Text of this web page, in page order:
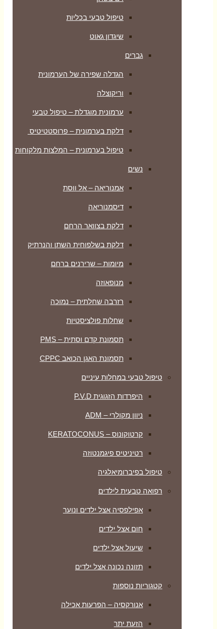
טיפול טבעי בכליות
שיגדון גאוט
גברים
הגדלה שפירה של הערמונית
וריקוצלה
ערמונית מוגדלת – טיפול טבעי
דלקת בערמונית – פרוסטטיטיס
טיפול בערמונית – המלצות מלקוחות
נשים
אמנוריאה – אל ווסת
דיסמנוריאה
דלקת בצוואר הרחם
דלקת בשלפוחית השתן והנרתיק
מיומות – שרירנים ברחם
מנופאוזה
רזרבה שחלתית – נמוכה
שחלות פולציסטיות
תסמונת קדם וסתית – PMS
תסמונת האגן הכואב CPPC
טיפול טבעי במחלות עיניים
היפרדות הזגוגית P.V.D
ניוון מקולרי – ADM
קרטוקונוס – KERATOCONUS
רטיניטיס פיגמנטוזה
טיפול בפיברומיאלגיה
רפואה טבעית לילדים
אפילפסיה אצל ילדים ונוער
חום אצל ילדים
שיעול אצל ילדים
תזונה נכונה אצל ילדים
קטגוריות נוספות
אנורקסיה – הפרעות אכילה
הזעת יתר